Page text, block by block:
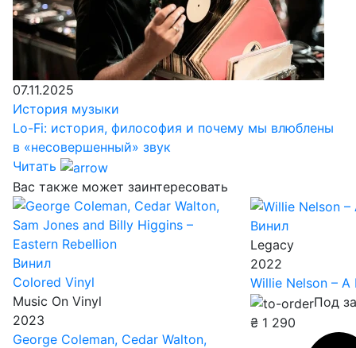
07.11.2025
История музыки
Lo-Fi: история, философия и почему мы влюблены
в «несовершенный» звук
Читать
Вас также может заинтересовать
Винил
Colored Vinyl
Music On Vinyl
2023
George Coleman, Cedar Walton,
Винил
Legacy
2022
Willie Nelson –
Под
₴ 1 290